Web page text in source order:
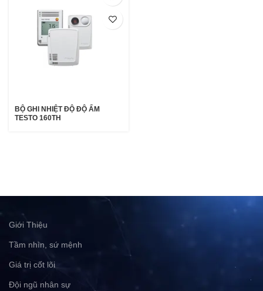
BỘ GHI NHIỆT ĐỘ ĐỘ ẨM
TESTO 160TH
Giới Thiệu
Tầm nhìn, sứ mệnh
Giá trị cốt lõi
Đội ngũ nhân sự